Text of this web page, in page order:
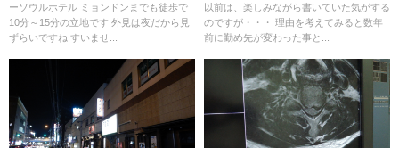
ーソウルホテル ミョンドンまでも徒歩で
10分～15分の立地です 外見は夜だから見
ずらいですね すいませ...
以前は、楽しみながら書いていた気がする
のですが・・・ 理由を考えてみると数年
前に勤め先が変わった事と...